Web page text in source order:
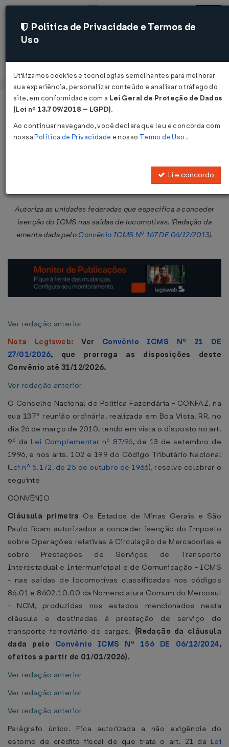
Acessar
Página Inicial Legislações
Convênio ICMS Nº 45 DE
Autoriza as unidades federadas que especifica a conceder
isenção do ICMS nas saídas de locomotivas. (Redação da
ementa dada pelo Convênio ICMS Nº 167 DE 06/12/2013).
Ver redação anterior
Nota Legisweb:Ver Convênio ICMS Nº 21 DE
27/01/2026, que prorroga as disposições deste
Convênio até 31/12/2026.
Ver redação anterior
O Conselho Nacional de Política Fazendária - CONFAZ, na
sua 137ª reunião ordinária, realizada em Boa Vista, RR, no
dia 26 de março de 2010, tendo em vista o disposto no art.
9º da Lei Complementar nº 87/96, de 13 de setembro de
1996, e nos arts. 102 e 199 do Código Tributário Nacional
(Lei nº 5.172, de 25 de outubro de 1966), resolve celebrar o
seguinte
CONVÊNIO
Cláusula primeira Os Estados de Minas Gerais e São
Paulo ficam autorizados a conceder isenção do Imposto
sobre Operações relativas à Circulação de Mercadorias e
sobre Prestações de Serviços de Transporte
Interestadual e Intermunicipal e de Comunicação - ICMS
- nas saídas de locomotivas classificadas nos códigos
86.01 e 8602.10.00 da Nomenclatura Comum do Mercosul
- NCM, produzidas nos estados mencionados nesta
cláusula e destinadas à prestação de serviço de
transporte ferroviário de cargas. (Redação da cláusula
dada pelo Convênio ICMS Nº 156 DE 06/12/2024,
efeitos a partir de 01/01/2026).
Ver redação anterior
Ver redação anterior
Ver redação anterior
Parágrafo único. Fica autorizada a não exigência do
estorno de crédito fiscal de que trata o art. 21 da Lei
Política de Privacidade e Termos de
Uso
Utilizamos cookies e tecnologias semelhantes para melhorar
sua experiência, personalizar conteúdo e analisar o tráfego do
site, em conformidade com a Lei Geral de Proteção de Dados
(Lei nº 13.709/2018 – LGPD).
Ao continuar navegando, você declara que leu e concorda com
nossaPolítica de Privacidade e nosso Termo de Uso .
Li e concordo